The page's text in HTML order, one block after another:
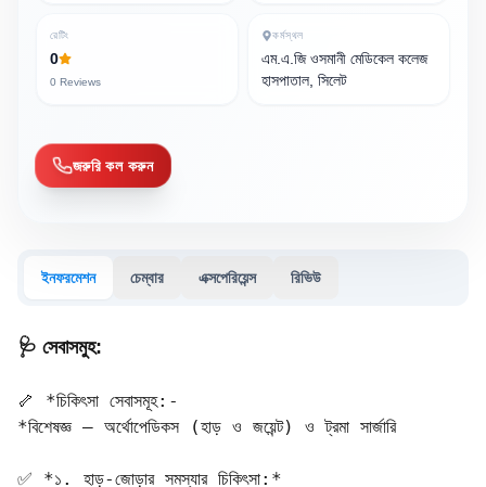
রেটিং
0
0 Reviews
কর্মস্থল
এম.এ.জি ওসমানী মেডিকেল কলেজ
হাসপাতাল, সিলেট
জরুরি কল করুন
ইনফরমেশন চেম্বার এক্সপেরিয়েন্স রিভিউ
🩺 সেবাসমুহ:
🦴 *চিকিৎসা সেবাসমূহ:-
*বিশেষজ্ঞ – অর্থোপেডিকস (হাড় ও জয়েন্ট) ও ট্রমা সার্জারি
✅ *১. হাড়-জোড়ার সমস্যার চিকিৎসা:*